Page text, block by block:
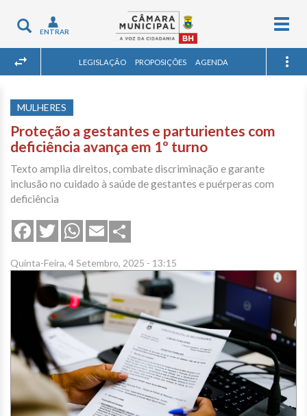
Toggle
navigation
ENTRAR
LEGISLAÇÃO PROPOSIÇÕES AGENDA
MULHERES
Proteção a gestantes e parturientes com
deficiência avança em 1º turno
Texto amplia direitos, combate discriminação e garante
inclusão no cuidado à saúde de gestantes e puérperas com
deficiência
FacebookTwitterWhatsApp
Email
Quinta-Feira, 4 Setembro, 2025 - 13:15